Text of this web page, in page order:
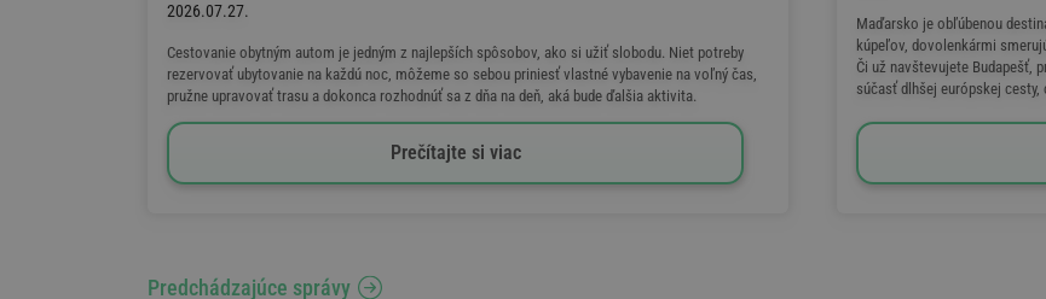
2026.07.27.
Cestovanie obytným autom je jedným z najlepších spôsobov, ako si užiť slobodu. Niet potreby
rezervovať ubytovanie na každú noc, môžeme so sebou priniesť vlastné vybavenie na voľný čas,
pružne upravovať trasu a dokonca rozhodnúť sa z dňa na deň, aká bude ďalšia aktivita.
Prečítajte si viac
Maďarsko je obľúbenou
kúpeľov, dovolenkármi
Či už navštevujete Budapešť,
súčasť dlhšej európskej
Predchádzajúce správy